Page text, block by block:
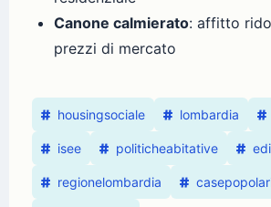
Canone calmierato: affitto
prezzi di mercato
housingsociale lombardia
isee politicheabitative
regionelombardia